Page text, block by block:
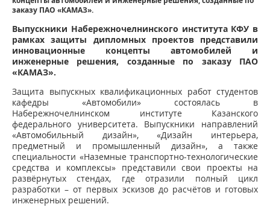
ФОТОГАЛЕРЕЯ
КОНТАКТНАЯ ИНФОРМАЦИЯ
заказу ПАО «КАМАЗ».
Выпускники Набережночелнинского института КФУ в
рамках защиты дипломных проектов представили
инновационные концепты автомобилей и
инженерные решения, созданные по заказу ПАО
«КАМАЗ».
Защита выпускных квалификационных работ студентов
кафедры «Автомобили» состоялась в
Набережночелнинском институте Казанского
федерального университета. Выпускники направлений
«Автомобильный дизайн», «Дизайн интерьера,
предметный и промышленный дизайн», а также
специальности «Наземные транспортно-технологические
средства и комплексы» представили свои проекты на
развёрнутых стендах, где отразили полный цикл
разработки – от первых эскизов до расчётов и готовых
инженерных решений.